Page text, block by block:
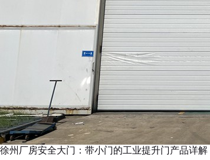
徐州厂房安全大门：带小门的工业提升门产品详解